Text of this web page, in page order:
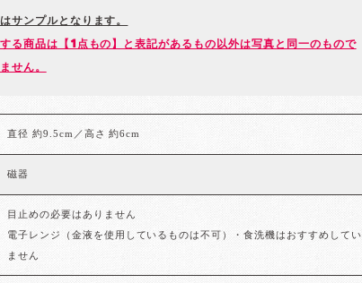
サンプルとなります。
る商品は【1点もの】と表記があるもの以外は写真と同一のもので
せん。
直径 約9.5cm／高さ 約6cm
磁器
目止めの必要はありません
電子レンジ（金液を使用しているものは不可）・食洗機はおすすめしてい
ません